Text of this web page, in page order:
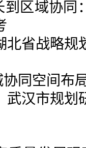
区域协同
北省战略规
同空间布
武汉市规划